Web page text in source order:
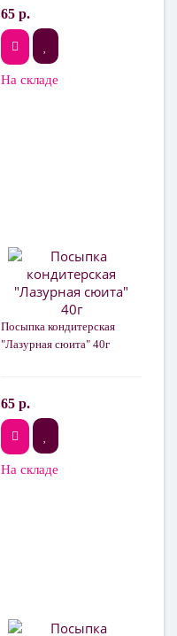
65 р.
На складе
Посыпка кондитерская
"Лазурная сюита" 40г
65 р.
На складе